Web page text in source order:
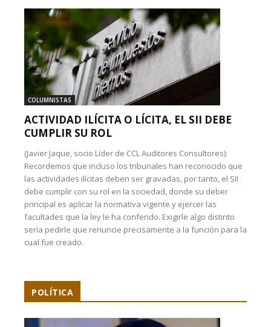
COLUMNISTAS
ACTIVIDAD ILÍCITA O LÍCITA, EL SII DEBE
CUMPLIR SU ROL
(Javier Jaque, socio Líder de CCL Auditores Consultores):
Recordemos que incluso los tribunales han reconocido que
las actividades ilícitas deben ser gravadas, por tanto, el SII
debe cumplir con su rol en la sociedad, donde su deber
principal es aplicar la normativa vigente y ejercer las
facultades que la ley le ha conferido. Exigirle algo distinto
sería pedirle que renuncie precisamente a la función para la
cual fue creado.
POLÍTICA